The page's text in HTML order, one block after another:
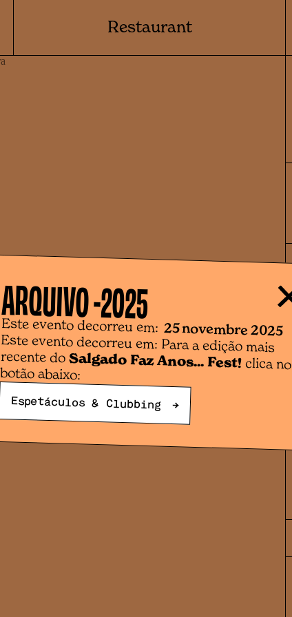
Restaurant
ARQUIVO -2025
Este evento decorreu em: 25 novembre 2025
Este evento decorreu em: Para a edição mais
recente doSalgado Faz Anos... Fest! clica no
botão abaixo:
Espetáculos & Clubbing →